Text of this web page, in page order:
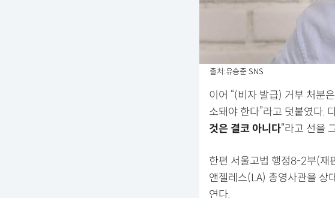
출처:유승준 SNS
이어 “(비자 발급) 거부 처분
소돼야 한다”라고 덧붙였다.
것은 결코 아니다“라고 선을
한편 서울고법 행정8-2부(재
앤젤레스(LA) 총영사관을 상
연다.